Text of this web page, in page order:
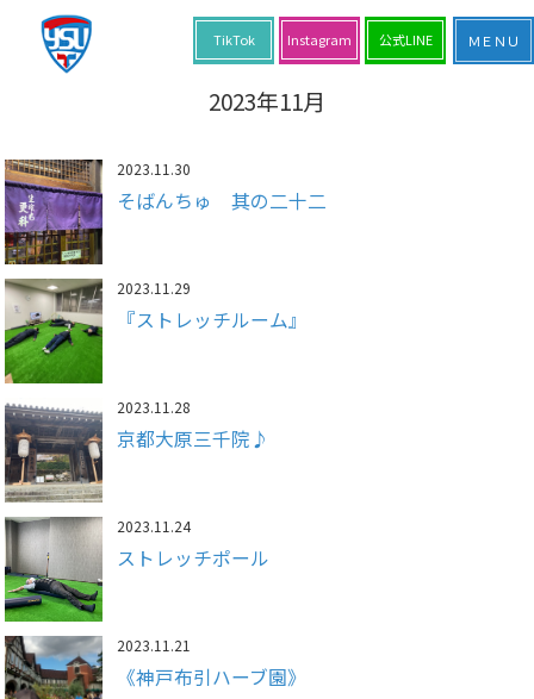
2023年11月
2023.11.30
そばんちゅ 其の二十二
2023.11.29
『ストレッチルーム』
2023.11.28
京都大原三千院♪
2023.11.24
ストレッチポール
2023.11.21
《神戸布引ハーブ園》
公式LINE
Instagram
TikTok